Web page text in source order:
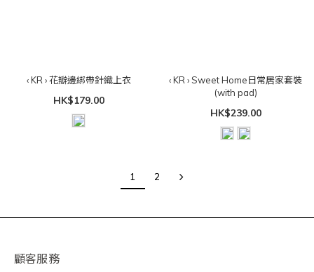
‹ KR › 花瓣邊綁帶針織上衣
HK$179.00
‹ KR › Sweet Home日常居家套裝
(with pad)
HK$239.00
1 2
顧客服務